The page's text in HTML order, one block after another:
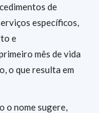
de
específicos,
e
mês de vida
o que resulta em
o nome sugere,